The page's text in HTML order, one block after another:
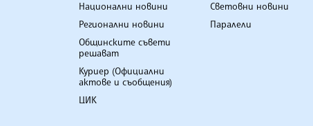
Национални новини
Регионални новини
Общинските съвети
решават
Куриер (Официални
актове и съобщения)
ЦИК
Световни новини
Паралели